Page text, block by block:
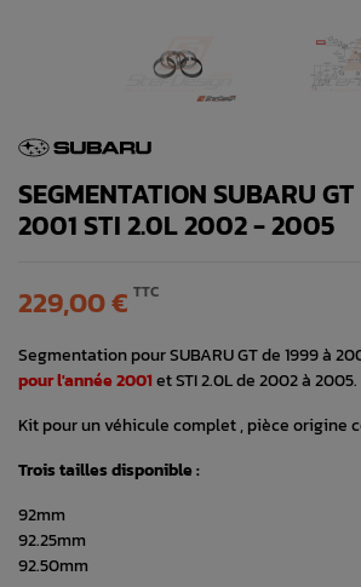
SEGMENTATION SUBARU
2001 STI 2.0L 2002 - 2005
229,00 € TTC
Segmentation pour SUBARU GT de 1999 à
pour l'année 2001et STI 2.0L de 2002 à 2005.
Kit pour un véhicule complet , pièce origine
Trois tailles disponible :
92mm
92.25mm
92.50mm